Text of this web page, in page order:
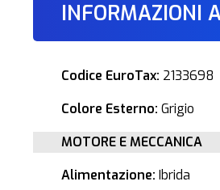
INFORMAZIONI
Codice EuroTax: 2133698
Colore Esterno: Grigio
MOTORE E MECCANICA
Alimentazione: Ibrida